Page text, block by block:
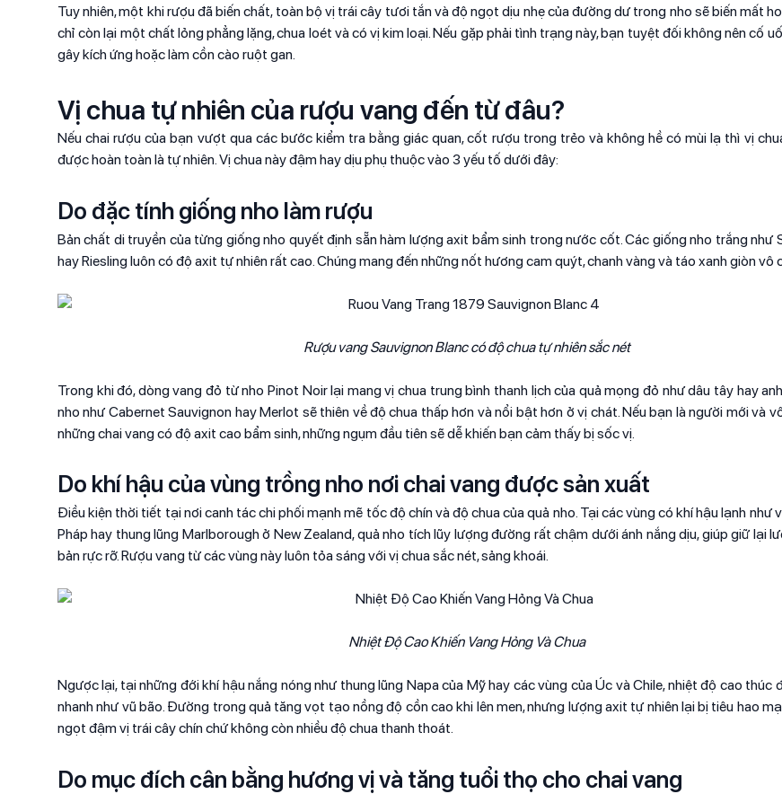
Tuy nhiên, một khi rượu đã biến chất, toàn bộ vị trái cây tươi tắn và độ ngọt dịu nhẹ của đường dư trong nho sẽ biến mất
chỉ còn lại một chất lỏng phẳng lặng, chua loét và có vị kim loại. Nếu gặp phải tình trạng này, bạn tuyệt đối không nên cố
gây kích ứng hoặc làm cồn cào ruột gan.
Vị chua tự nhiên của rượu vang đến từ đâu?
Nếu chai rượu của bạn vượt qua các bước kiểm tra bằng giác quan, cốt rượu trong trẻo và không hề có mùi lạ thì vị
được hoàn toàn là tự nhiên. Vị chua này đậm hay dịu phụ thuộc vào 3 yếu tố dưới đây:
Do đặc tính giống nho làm rượu
Bản chất di truyền của từng giống nho quyết định sẵn hàm lượng axit bẩm sinh trong nước cốt. Các giống nho trắng như
hay Riesling luôn có độ axit tự nhiên rất cao. Chúng mang đến những nốt hương cam quýt, chanh vàng và táo xanh giòn vô
Rượu vang Sauvignon Blanc có độ chua tự nhiên sắc nét
Trong khi đó, dòng vang đỏ từ nho Pinot Noir lại mang vị chua trung bình thanh lịch của quả mọng đỏ như dâu tây hay
nho như Cabernet Sauvignon hay Merlot sẽ thiên về độ chua thấp hơn và nổi bật hơn ở vị chát. Nếu bạn là người mới và
những chai vang có độ axit cao bẩm sinh, những ngụm đầu tiên sẽ dễ khiến bạn cảm thấy bị sốc vị.
Do khí hậu của vùng trồng nho nơi chai vang được sản xuất
Điều kiện thời tiết tại nơi canh tác chi phối mạnh mẽ tốc độ chín và độ chua của quả nho. Tại các vùng có khí hậu lạnh như
Pháp hay thung lũng Marlborough ở New Zealand, quả nho tích lũy lượng đường rất chậm dưới ánh nắng dịu, giúp giữ lại
bản rực rỡ. Rượu vang từ các vùng này luôn tỏa sáng với vị chua sắc nét, sảng khoái.
Nhiệt Độ Cao Khiến Vang Hỏng Và Chua
Ngược lại, tại những đới khí hậu nắng nóng như thung lũng Napa của Mỹ hay các vùng của Úc và Chile, nhiệt độ cao thúc
nhanh như vũ bão. Đường trong quả tăng vọt tạo nồng độ cồn cao khi lên men, nhưng lượng axit tự nhiên lại bị tiêu hao
ngọt đậm vị trái cây chín chứ không còn nhiều độ chua thanh thoát.
Do mục đích cân bằng hương vị và tăng tuổi thọ cho chai vang